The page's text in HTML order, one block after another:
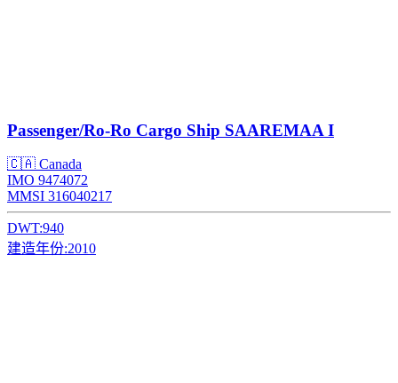
Passenger/Ro-Ro Cargo Ship SAAREMAA I
🇨🇦 Canada
IMO 9474072
MMSI 316040217
DWT:940
建造年份:2010